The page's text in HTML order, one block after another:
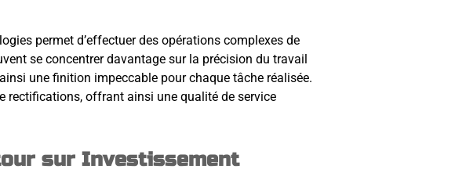
permet d’effectuer des opérations complexes de
se concentrer davantage sur la précision du travail
une finition impeccable pour chaque tâche réalisée.
rectifications, offrant ainsi une qualité de service
sur Investissement